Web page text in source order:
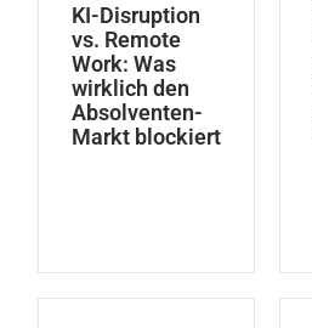
KI-Disruption
vs. Remote
Work: Was
wirklich den
Absolventen-
Markt blockiert